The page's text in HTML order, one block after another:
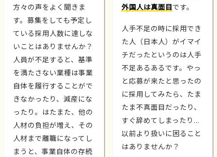
方々の声をよく聞きま
す。募集をしても予定し
ている採用人数に達しな
いことはありませんか？
人員が不足すると、基準
を満たさない業種は事業
自体を履行することがで
きなかったり、減産にな
ったり。はたまた、他の
人材の負担が増え、その
人材まで離職になってし
まうと、事業自体の存続
外国人は真面目です。
人手不足の時に採用でき
た人（日本人）がイマイ
チだったというのは人手
不足あるあるです。やっ
と応募が来たと思ったの
に採用してみたら、たま
たま不真面目だったり、
すぐ辞めてしまったり...
以前より扱いに困ること
はありませんか？